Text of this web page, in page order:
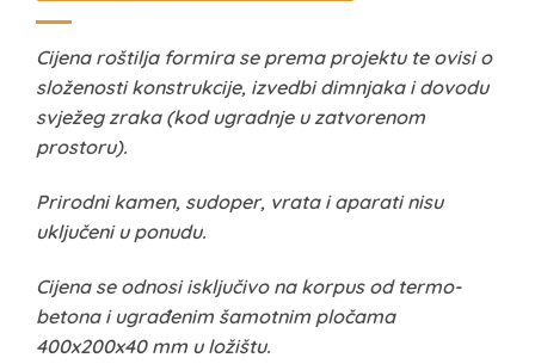
Cijena roštilja formira se prema projektu te ovisi o
složenosti konstrukcije, izvedbi dimnjaka i dovodu
svježeg zraka (kod ugradnje u zatvorenom
prostoru).
Prirodni kamen, sudoper, vrata i aparati nisu
uključeni u ponudu.
Cijena se odnosi isključivo na korpus od termo-
betona i ugrađenim šamotnim pločama
400x200x40 mm u ložištu.